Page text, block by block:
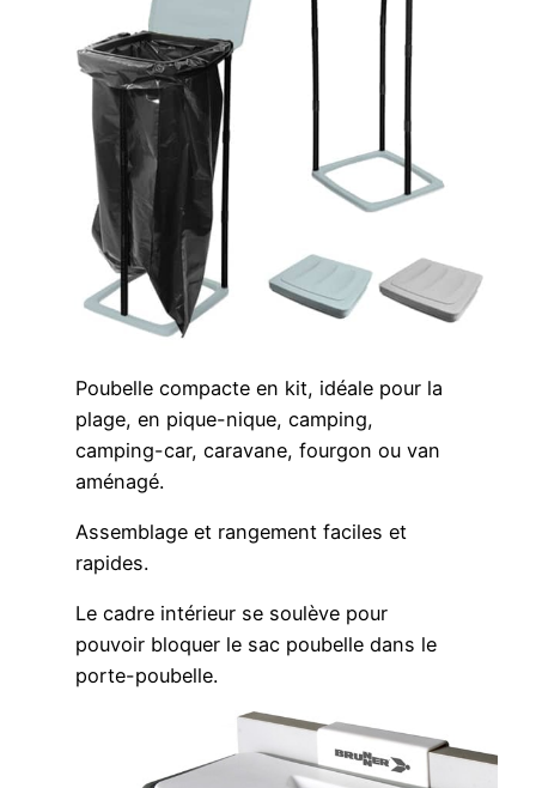
Poubelle compacte en kit, idéale pour la
plage, en pique-nique, camping,
camping-car, caravane, fourgon ou van
aménagé.
Assemblage et rangement faciles et
rapides.
Le cadre intérieur se soulève pour
pouvoir bloquer le sac poubelle dans le
porte-poubelle.